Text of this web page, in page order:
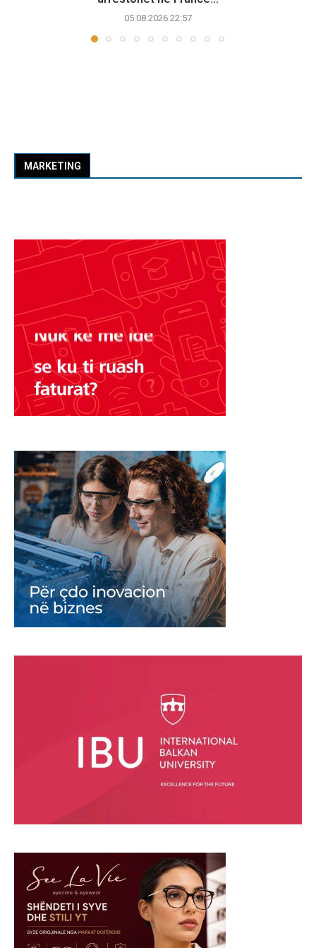
05.08.2026 22:57
MARKETING